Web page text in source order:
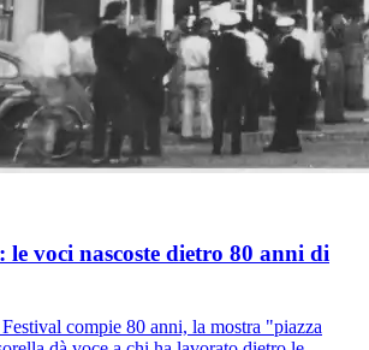
voci nascoste dietro 80 anni di
compie 80 anni, la mostra "piazza